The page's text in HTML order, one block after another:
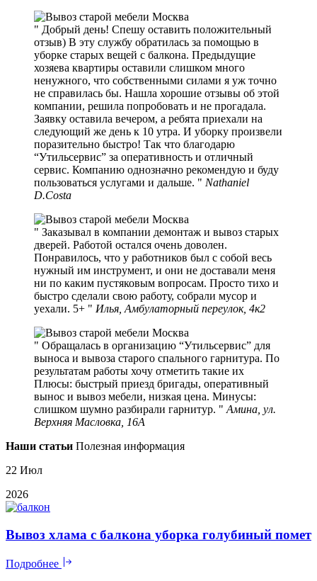
Добрый день! Спешу оставить положительный
отзыв) В эту службу обратилась за помощью в
уборке старых вещей с балкона. Предыдущие
хозяева квартиры оставили слишком много
ненужного, что собственными силами я уж точно
не справилась бы. Нашла хорошие отзывы об этой
компании, решила попробовать и не прогадала.
Заявку оставила вечером, а ребята приехали на
следующий же день к 10 утра. И уборку произвели
поразительно быстро! Так что благодарю
“Утильсервис” за оперативность и отличный
сервис. Компанию однозначно рекомендую и буду
пользоваться услугами и дальше.
Nathaniel
D.Costa
Заказывал в компании демонтаж и вывоз старых
дверей. Работой остался очень доволен.
Понравилось, что у работников был с собой весь
нужный им инструмент, и они не доставали меня
ни по каким пустяковым вопросам. Просто тихо и
быстро сделали свою работу, собрали мусор и
уехали. 5+
Илья, Амбулаторный переулок, 4к2
Обращалась в организацию “Утильсервис” для
выноса и вывоза старого спального гарнитура. По
результатам работы хочу отметить такие их
Плюсы: быстрый приезд бригады, оперативный
вынос и вывоз мебели, низкая цена. Минусы:
слишком шумно разбирали гарнитур.
Амина, ул.
Верхняя Масловка, 16А
Наши статьи Полезная информация
22 Июл
2026
Вывоз хлама с балкона уборка голубиный помет
Подробнее